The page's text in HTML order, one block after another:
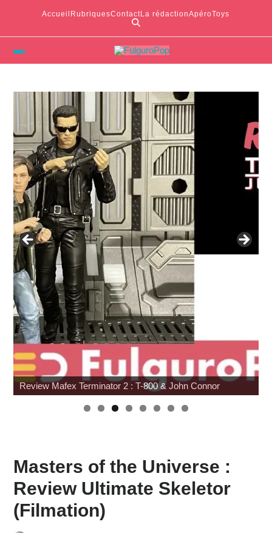
Accueil RubriquesContactLa rédactionApéroToys
G.I. Joe : SNAKE Armor à prix cassé chez Amazon
Masters of the Universe :
Review Ultimate Skeletor
(Filmation)